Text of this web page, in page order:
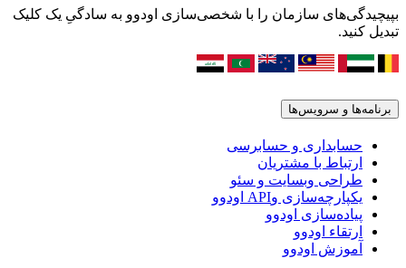
بپیچیدگی‌های سازمان را با شخصی‌سازی اودوو به سادگیِ یک کلیک
تبدیل کنید.
برنامه‌ها و سرویس‌ها
حسابداری و حسابرسی
ارتباط با مشتریان
طراحی وبسایت و سئو
یکپارچه‌سازی وAPI اودوو
پیاده‌سازی اودوو
ارتقاء اودوو
آموزش اودوو